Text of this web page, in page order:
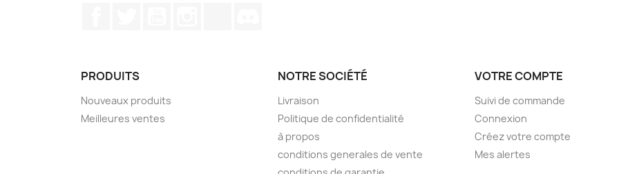
PRODUITS
Nouveaux produits
Meilleures ventes
NOTRE SOCIÉTÉ
Livraison
Politique de confidentialité
à propos
conditions generales de vente
VOTRE COMPTE
Suivi de commande
Connexion
Créez votre compte
Mes alertes